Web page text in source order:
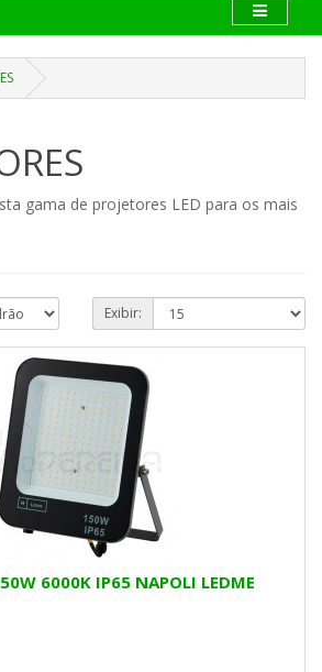
gama de projetores LED para os mais
Exibir:
6000K IP65 NAPOLI LEDME